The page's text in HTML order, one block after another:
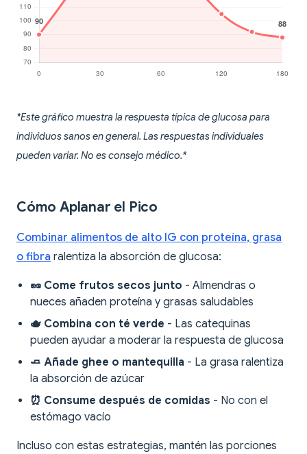
*Este gráfico muestra la respuesta típica de glucosa para
individuos sanos en general. Las respuestas individuales
pueden variar. No es consejo médico.*
Cómo Aplanar el Pico
Combinar alimentos de alto IG con proteína, grasa
o fibra ralentiza la absorción de glucosa:
🥜 Come frutos secos junto - Almendras o
nueces añaden proteína y grasas saludables
🫖 Combina con té verde - Las catequinas
pueden ayudar a moderar la respuesta de glucosa
🧈 Añade ghee o mantequilla - La grasa ralentiza
la absorción de azúcar
⏰ Consume después de comidas - No con el
estómago vacío
Incluso con estas estrategias, mantén las porciones